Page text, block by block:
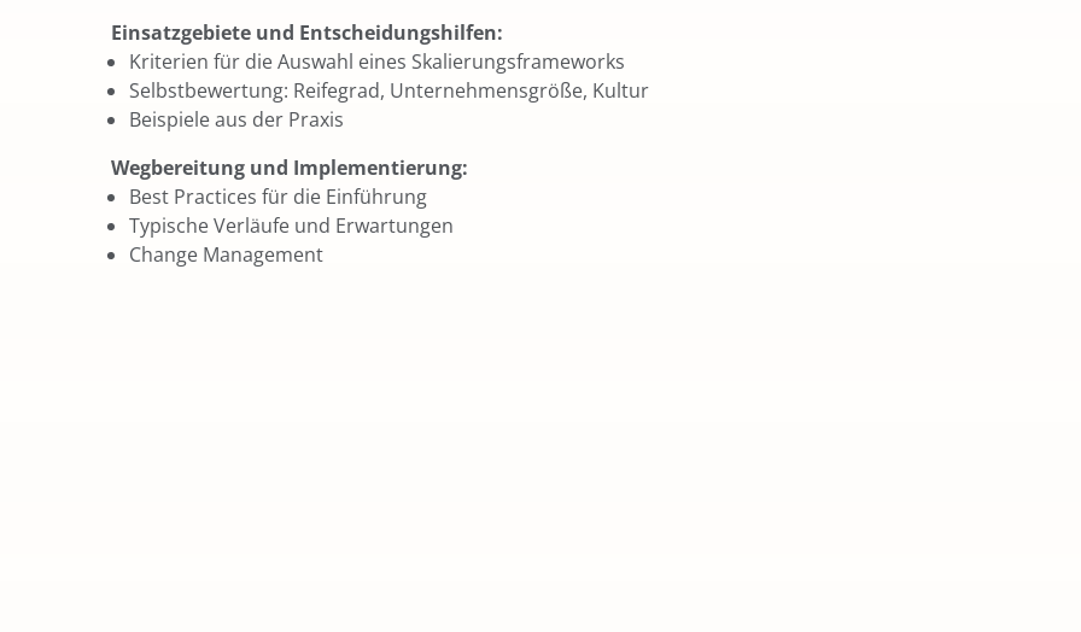
Einsatzgebiete und Entscheidungshilfen:
Kriterien für die Auswahl eines Skalierungsframeworks
Selbstbewertung: Reifegrad, Unternehmensgröße, Kultur
Beispiele aus der Praxis
Wegbereitung und Implementierung:
Best Practices für die Einführung
Typische Verläufe und Erwartungen
Change Management